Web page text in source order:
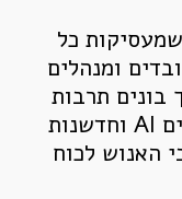
כל
ומנהלים
בונים תרבות
ארגונית יציבה יותר, איך מטמיעים AI וחדשנות
האנוש לכוח